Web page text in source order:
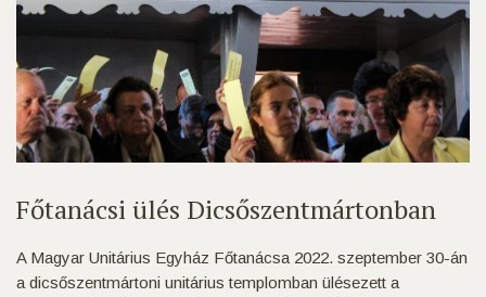
Főtanácsi ülés Dicsőszentmártonban
A Magyar Unitárius Egyház Főtanácsa 2022. szeptember 30-án
a dicsőszentmártoni unitárius templomban ülésezett a